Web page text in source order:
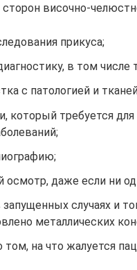
височно-
прикуса;
в том числе
с патологией и
который требуется
осмотр, даже если ни
случаях и
металлических
на что жалуется